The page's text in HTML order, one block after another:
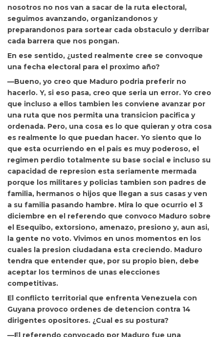
nosotros no nos van a sacar de la ruta electoral,
seguimos avanzando, organizandonos y
preparandonos para sortear cada obstaculo y derribar
cada barrera que nos pongan.
En ese sentido, ¿usted realmente cree se convoque
una fecha electoral para el proximo año?
—Bueno, yo creo que Maduro podria preferir no
hacerlo. Y, si eso pasa, creo que seria un error. Yo creo
que incluso a ellos tambien les conviene avanzar por
una ruta que nos permita una transicion pacifica y
ordenada. Pero, una cosa es lo que quieran y otra cosa
es realmente lo que puedan hacer. Yo siento que lo
que esta ocurriendo en el pais es muy poderoso, el
regimen perdio totalmente su base social e incluso su
capacidad de represion esta seriamente mermada
porque los militares y policias tambien son padres de
familia, hermanos o hijos que llegan a sus casas y ven
a su familia pasando hambre. Mira lo que ocurrio el 3
diciembre en el referendo que convoco Maduro sobre
el Esequibo, extorsiono, amenazo, presiono y, aun asi,
la gente no voto. Vivimos en unos momentos en los
cuales la presion ciudadana esta creciendo. Maduro
tendra que entender que, por su propio bien, debe
aceptar los terminos de unas elecciones
competitivas.
El conflicto territorial que enfrenta Venezuela con
Guyana provoco ordenes de detencion contra 14
dirigentes opositores. ¿Cual es su postura?
—El referendo convocado por Maduro fue una